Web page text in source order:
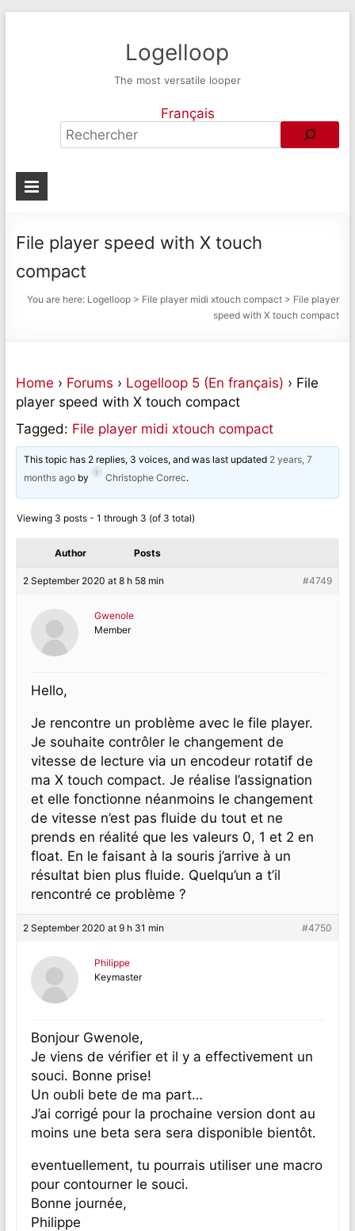
Logelloop
The most versatile looper
Français
File player speed with X touch
compact
You are here: Logelloop > File player midi xtouch compact > File player
speed with X touch compact
Home › Forums › Logelloop 5 (En français) › File
player speed with X touch compact
Tagged: File player midi xtouch compact
This topic has 2 replies, 3 voices, and was last updated 2 years, 7
months agoby Christophe Correc.
Viewing 3 posts - 1 through 3 (of 3 total)
Author Posts
2 September 2020 at 8 h 58 min #4749
Gwenole
Member
Hello,
Je rencontre un problème avec le file player.
Je souhaite contrôler le changement de
vitesse de lecture via un encodeur rotatif de
ma X touch compact. Je réalise l’assignation
et elle fonctionne néanmoins le changement
de vitesse n’est pas fluide du tout et ne
prends en réalité que les valeurs 0, 1 et 2 en
float. En le faisant à la souris j’arrive à un
résultat bien plus fluide. Quelqu’un a t’il
rencontré ce problème ?
2 September 2020 at 9 h 31 min #4750
Philippe
Keymaster
Bonjour Gwenole,
Je viens de vérifier et il y a effectivement un
souci. Bonne prise!
Un oubli bete de ma part…
J’ai corrigé pour la prochaine version dont au
moins une beta sera sera disponible bientôt.
eventuellement, tu pourrais utiliser une macro
pour contourner le souci.
Bonne journée,
Philippe